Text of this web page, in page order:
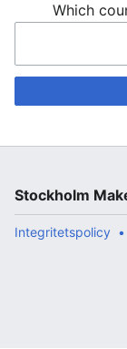
Which
Stockholm
Integritetspolicy